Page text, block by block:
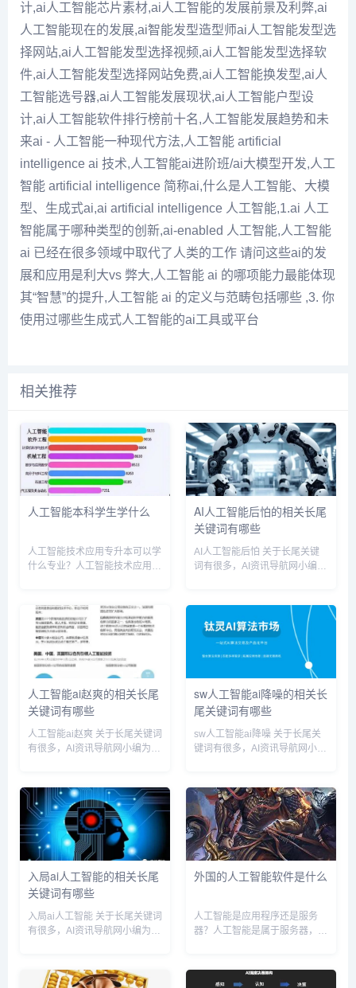
计,ai人工智能芯片素材,ai人工智能的发展前景及利弊,ai
人工智能现在的发展,ai智能发型造型师ai人工智能发型选
择网站,ai人工智能发型选择视频,ai人工智能发型选择软
件,ai人工智能发型选择网站免费,ai人工智能换发型,ai人
工智能选号器,ai人工智能发展现状,ai人工智能户型设
计,ai人工智能软件排行榜前十名,人工智能发展趋势和未
来ai - 人工智能一种现代方法,人工智能 artificial
intelligence ai 技术,人工智能ai进阶班/ai大模型开发,人工
智能 artificial intelligence 简称ai,什么是人工智能、大模
型、生成式ai,ai artificial intelligence 人工智能,1.ai 人工
智能属于哪种类型的创新,ai-enabled 人工智能,人工智能
ai 已经在很多领域中取代了人类的工作 请问这些ai的发
展和应用是利大vs 弊大,人工智能 ai 的哪项能力最能体现
其“智慧”的提升,人工智能 ai 的定义与范畴包括哪些 ‌,3. 你
使用过哪些生成式人工智能的ai工具或平台
相关推荐
人工智能本科学生学什么
人工智能技术应用专升本可以学
什么专业？人工智能技术应用专
一个旁支，他的技术实现的原来
都是基于计算机底层来实现的，
比如涉及到了数据结构和算法，
软件...
AI人工智能后怕的相关长尾
关键词有哪些
AI人工智能后怕 关于长尾关键
词有很多，AI资讯导航网小编为
AI人工智能后怕相关长尾关键词
有以下这些： 人工智能后悔,人
工智能害人,ai...
人工智能ai赵爽的相关长尾
关键词有哪些
人工智能ai赵爽 关于长尾关键词
有很多，AI资讯导航网小编为您
工智能ai赵爽相关长尾关键词有
以下这些： 人工智能赵勇,人工
智能赵辛,人工...
sw人工智能ai降噪的相关长
尾关键词有哪些
sw人工智能ai降噪 关于长尾关
键词有很多，AI资讯导航网小编
词。 sw人工智能ai降噪相关长
尾关键词有以下这些： 人工智
能 降噪,ai...
入局ai人工智能的相关长尾
关键词有哪些
入局ai人工智能 关于长尾关键词
有很多，AI资讯导航网小编为您
局ai人工智能相关长尾关键词有
外国的人工智能软件是什么
人工智能是应用程序还是服务
器？人工智能是属于服务器，目
比普通服务器更为厉害的服务